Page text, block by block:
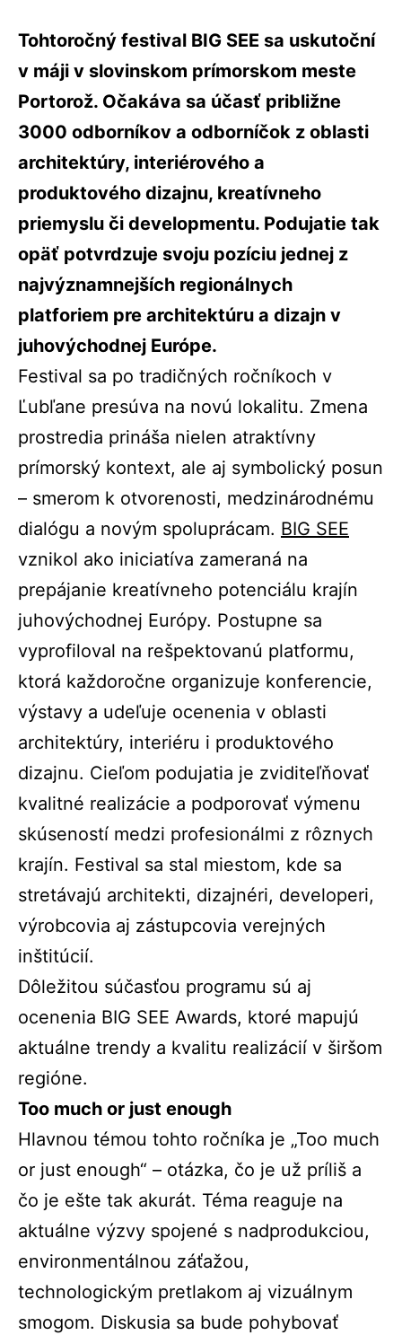
Tohtoročný festival BIG SEE sa uskutoční
v máji v slovinskom prímorskom meste
Portorož. Očakáva sa účasť približne
3000 odborníkov a odborníčok z oblasti
architektúry, interiérového a
produktového dizajnu, kreatívneho
priemyslu či developmentu. Podujatie tak
opäť potvrdzuje svoju pozíciu jednej z
najvýznamnejších regionálnych
platforiem pre architektúru a dizajn v
juhovýchodnej Európe.
Festival sa po tradičných ročníkoch v
Ľubľane presúva na novú lokalitu. Zmena
prostredia prináša nielen atraktívny
prímorský kontext, ale aj symbolický posun
– smerom k otvorenosti, medzinárodnému
dialógu a novým spoluprácam. BIG SEE
vznikol ako iniciatíva zameraná na
prepájanie kreatívneho potenciálu krajín
juhovýchodnej Európy. Postupne sa
vyprofiloval na rešpektovanú platformu,
ktorá každoročne organizuje konferencie,
výstavy a udeľuje ocenenia v oblasti
architektúry, interiéru i produktového
dizajnu. Cieľom podujatia je zviditeľňovať
kvalitné realizácie a podporovať výmenu
skúseností medzi profesionálmi z rôznych
krajín. Festival sa stal miestom, kde sa
stretávajú architekti, dizajnéri, developeri,
výrobcovia aj zástupcovia verejných
inštitúcií.
Dôležitou súčasťou programu sú aj
ocenenia BIG SEE Awards, ktoré mapujú
aktuálne trendy a kvalitu realizácií v širšom
regióne.
Too much or just enough
Hlavnou témou tohto ročníka je „Too much
or just enough“ – otázka, čo je už príliš a
čo je ešte tak akurát. Téma reaguje na
aktuálne výzvy spojené s nadprodukciou,
environmentálnou záťažou,
technologickým pretlakom aj vizuálnym
smogom. Diskusia sa bude pohybovať